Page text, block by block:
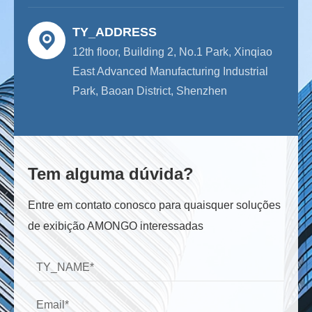
TY_ADDRESS
12th floor, Building 2, No.1 Park, Xinqiao
East Advanced Manufacturing Industrial
Park, Baoan District, Shenzhen
Tem alguma dúvida?
Entre em contato conosco para quaisquer soluções
de exibição AMONGO interessadas